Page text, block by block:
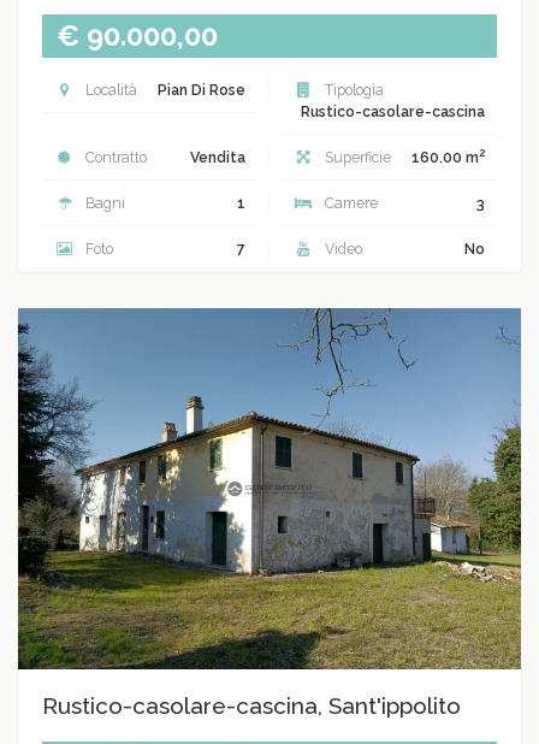
€ 90.000,00
Località Pian Di Rose
Tipologia
Rustico-casolare-cascina
Contratto Vendita Superficie 160.00 m2
Bagni 1 Camere 3
Foto 7 Video No
Rustico-casolare-cascina, Sant'ippolito